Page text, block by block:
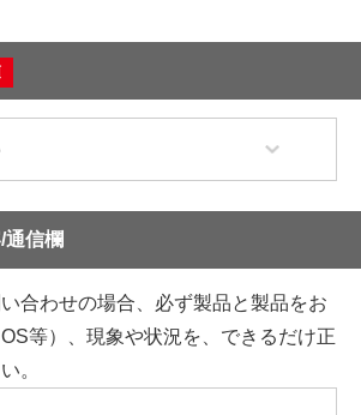
通信欄
合わせの場合、必ず製品と製品をお
等）、現象や状況を、できるだけ正
。